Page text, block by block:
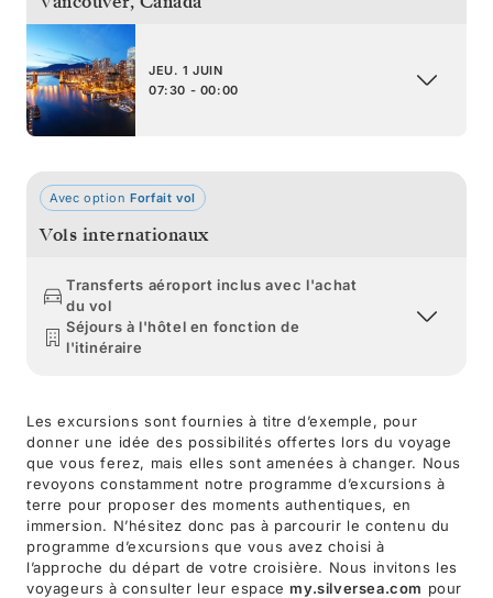
JEU. 1 JUIN
07:30 - 00:00
Avec option Forfait vol
Vols internationaux
Transferts aéroport inclus avec l'achat
du vol
Séjours à l'hôtel en fonction de
l'itinéraire
Les excursions sont fournies à titre d’exemple, pour
donner une idée des possibilités offertes lors du voyage
que vous ferez, mais elles sont amenées à changer. Nous
revoyons constamment notre programme d’excursions à
terre pour proposer des moments authentiques, en
immersion. N’hésitez donc pas à parcourir le contenu du
programme d’excursions que vous avez choisi à
l’approche du départ de votre croisière. Nous invitons les
voyageurs à consulter leur espacemy.silversea.com pour